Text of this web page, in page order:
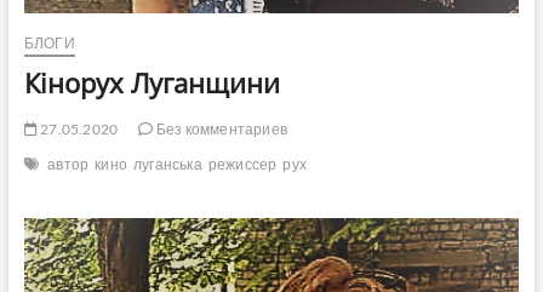
БЛОГИ
Кінорух Луганщини
27.05.2020
Без комментариев
автор кино луганська режиссер рух